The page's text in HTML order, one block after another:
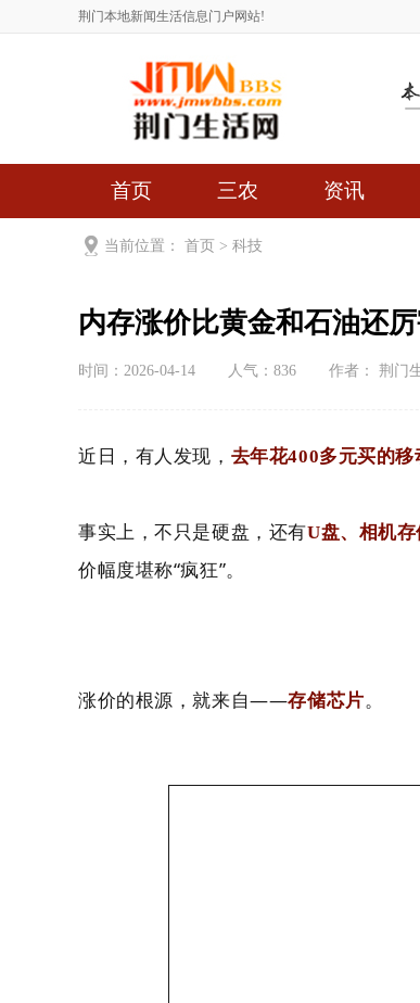
荆门本地新闻生活信息门户网站!
首页 三农 资讯
当前位置： 首页 > 科技
内存涨价比黄金和石油还
时间：2026-04-14 人气： 836 作者： 荆门
近日，有人发现， 去年花400多元买的
事实上，不只是硬盘，还有U盘、相机
价幅度堪称“疯狂”。
涨价的根源，就来自——存储芯片。